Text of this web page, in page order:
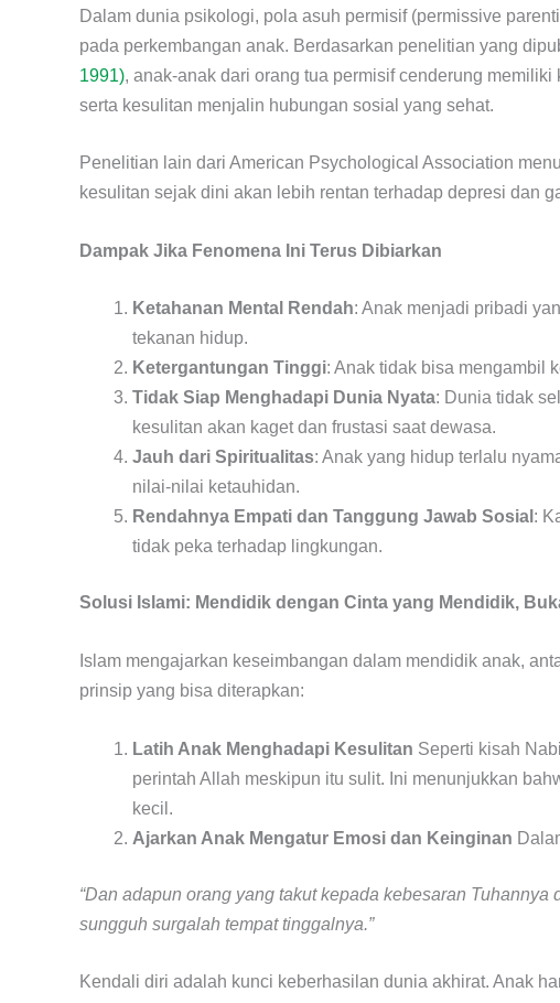
Dalam dunia psikologi, pola asuh permisif (permissive
pada perkembangan anak. Berdasarkan penelitian yang
1991), anak-anak dari orang tua permisif cenderung
serta kesulitan menjalin hubungan sosial yang sehat.
Penelitian lain dari American Psychological Association
kesulitan sejak dini akan lebih rentan terhadap depresi dan
Dampak Jika Fenomena Ini Terus Dibiarkan
Ketahanan Mental Rendah: Anak menjadi pribadi
tekanan hidup.
Ketergantungan Tinggi: Anak tidak bisa mengambil
Tidak Siap Menghadapi Dunia Nyata: Dunia tidak
kesulitan akan kaget dan frustasi saat dewasa.
Jauh dari Spiritualitas: Anak yang hidup terlalu
nilai-nilai ketauhidan.
Rendahnya Empati dan Tanggung Jawab Sosial :
tidak peka terhadap lingkungan.
Solusi Islami: Mendidik dengan Cinta yang Mendidik,
Islam mengajarkan keseimbangan dalam mendidik anak,
prinsip yang bisa diterapkan:
Latih Anak Menghadapi Kesulitan Seperti kisah
perintah Allah meskipun itu sulit. Ini menunjukkan
kecil.
Ajarkan Anak Mengatur Emosi dan Keinginan
“Dan adapun orang yang takut kepada kebesaran
sungguh surgalah tempat tinggalnya.”
Kendali diri adalah kunci keberhasilan dunia akhirat. Anak